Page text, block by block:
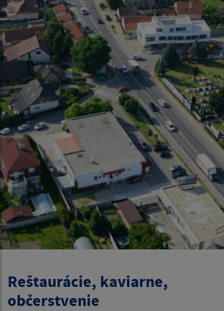
Reštaurácie, kaviarne,
občerstvenie